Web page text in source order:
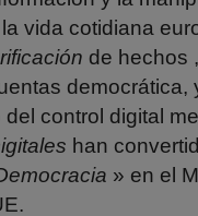
vida cotidiana
de hechos
democrática,
control digital
han
» en el